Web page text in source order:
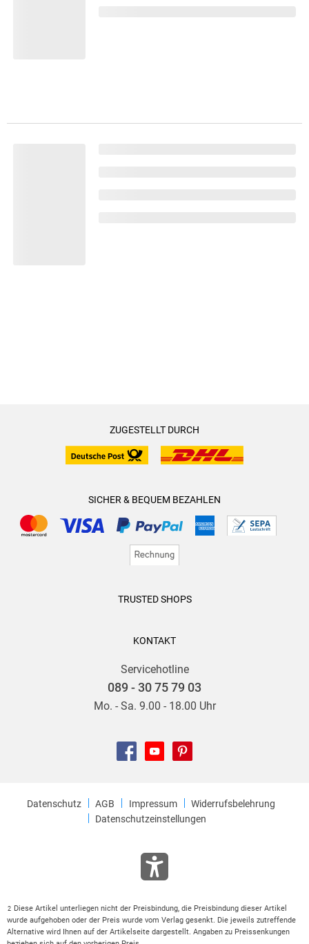
ZUGESTELLT DURCH
SICHER & BEQUEM BEZAHLEN
TRUSTED SHOPS
KONTAKT
Servicehotline
089 - 30 75 79 03
Mo. - Sa. 9.00 - 18.00 Uhr
Datenschutz AGB Impressum
Widerrufsbelehrung
Datenschutzeinstellungen
2
Diese Artikel unterliegen nicht der Preisbindung, die Preisbindung dieser Artikel
wurde aufgehoben oder der Preis wurde vom Verlag gesenkt. Die jeweils zutreffende
Alternative wird Ihnen auf der Artikelseite dargestellt. Angaben zu Preissenkungen